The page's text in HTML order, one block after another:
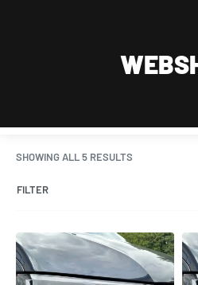
SHOWING ALL 5 RESULTS
FILTER